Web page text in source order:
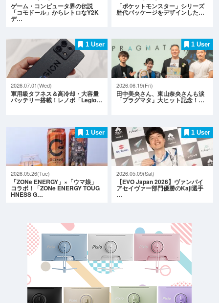
ゲーム・コンピュータ界の伝説
「コモドール」からレトロなY2K
デ…
「ポケットモンスター」シリーズ
歴代パッケージをデザインした…
1 User
2026.07.01(Wed)
軍用級タフネス＆高冷却・大容量
バッテリー搭載！レノボ「Legio…
1 User
2026.06.19(Fri)
田中美央さん、東山奈央さんも涙
「プラグマタ」大ヒット記念！…
1 User
2026.05.26(Tue)
「ZONe ENERGY」×「ウマ娘」
コラボ！「ZONe ENERGY TOUG
HNESS G…
1 User
2026.05.09(Sat)
【EVO Japan 2026】ヴァンパイ
アセイヴァー部門優勝のKaji選手
…